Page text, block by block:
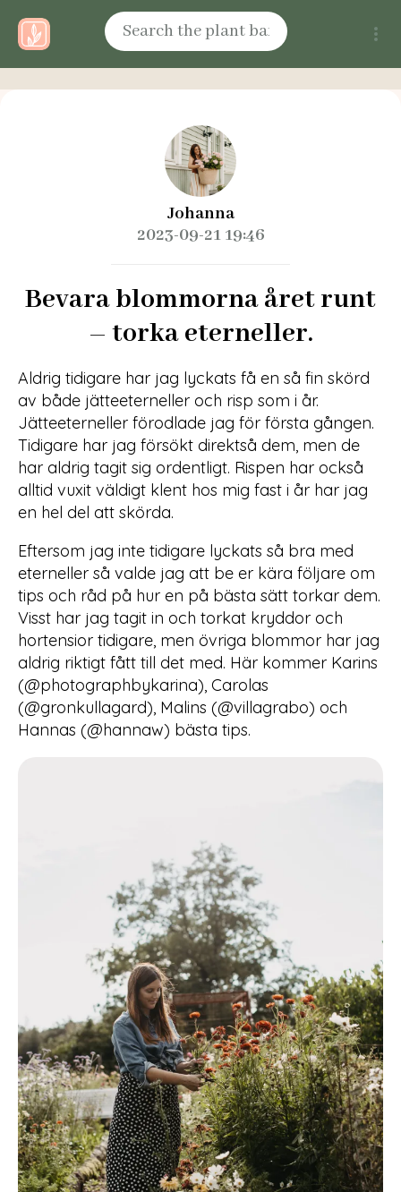
Johanna
2023-09-21 19:46
Bevara blommorna året runt
– torka eterneller.
Aldrig tidigare har jag lyckats få en så fin skörd
av både jätteeterneller och risp som i år.
Jätteeterneller förodlade jag för första gången.
Tidigare har jag försökt direktså dem, men de
har aldrig tagit sig ordentligt. Rispen har också
alltid vuxit väldigt klent hos mig fast i år har jag
en hel del att skörda.
Eftersom jag inte tidigare lyckats så bra med
eterneller så valde jag att be er kära följare om
tips och råd på hur en på bästa sätt torkar dem.
Visst har jag tagit in och torkat kryddor och
hortensior tidigare, men övriga blommor har jag
aldrig riktigt fått till det med. Här kommer Karins
(@photographbykarina), Carolas
(@gronkullagard), Malins (@villagrabo) och
Hannas (@hannaw) bästa tips.